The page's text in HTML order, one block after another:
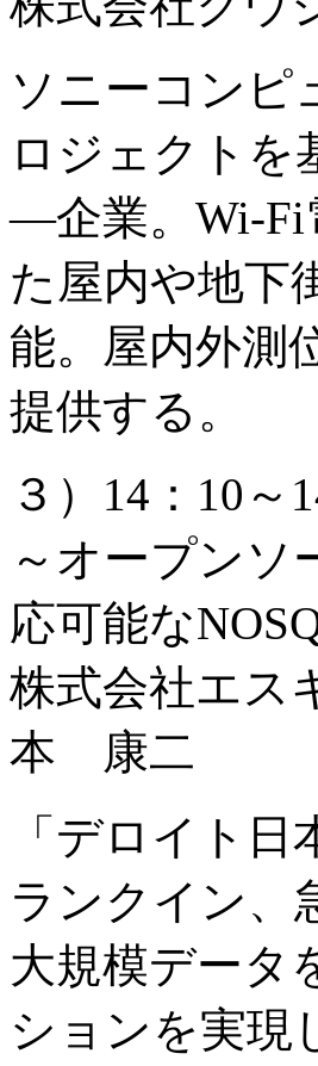
ソニーコンピ
ロジェクトを
―企業。Wi-Fi
た屋内や地下
能。屋内外測
提供する。
３）14：10
～オープンソ
応可能な
株式会社エ
本 康二
「デロイト
ランクイン、
大規模データ
ションを実現